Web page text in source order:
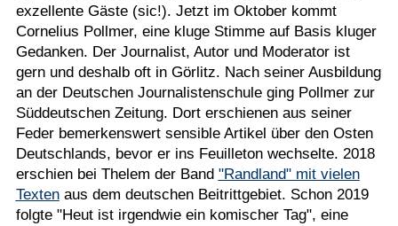
exzellente Gäste (sic!). Jetzt im Oktober kommt
Cornelius Pollmer, eine kluge Stimme auf Basis kluger
Gedanken. Der Journalist, Autor und Moderator ist
gern und deshalb oft in Görlitz. Nach seiner Ausbildung
an der Deutschen Journalistenschule ging Pollmer zur
Süddeutschen Zeitung. Dort erschienen aus seiner
Feder bemerkenswert sensible Artikel über den Osten
Deutschlands, bevor er ins Feuilleton wechselte. 2018
erschien bei Thelem der Band "Randland" mit vielen
Textenaus dem deutschen Beitrittgebiet. Schon 2019
folgte "Heut ist irgendwie ein komischer Tag", eine